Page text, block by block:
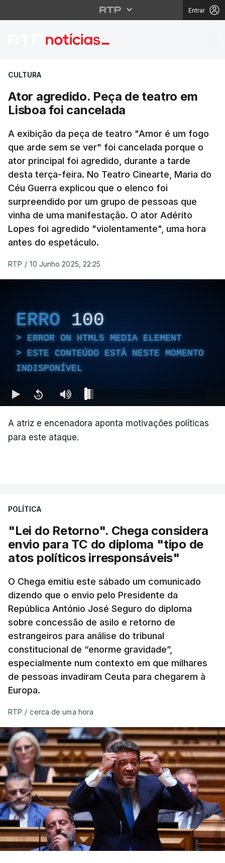
Entrar
Ator agredido. Peça
CULTURA
Ator agredido. Peça de teatro em
Lisboa foi cancelada
A exibição da peça de teatro "Amor é um fogo
que arde sem se ver" foi cancelada porque o
ator principal foi agredido, durante a tarde
desta terça-feira. No Teatro Cinearte, Maria do
Céu Guerra explicou que o elenco foi
surpreendido por um grupo de pessoas que
vinha de uma manifestação. O ator Adérito
Lopes foi agredido "violentamente", uma hora
antes do espetáculo.
RTP / 10 Junho 2025, 22:25
ERRO 100
ERROR ON HTML5 MEDIA ELEMENT
ESTE CONTEÚDO ESTÁ NESTE MOMENTO
INDISPONÍVEL
A atriz e encenadora aponta motivações políticas
para este ataque.
POLÍTICA
"Lei do Retorno". Chega considera
envio para TC do diploma "tipo de
atos políticos irresponsáveis"
O Chega emitiu este sábado um comunicado
dizendo que o envio pelo Presidente da
República António José Seguro do diploma
sobre concessão de asilo e retorno de
estrangeiros para análise do tribunal
constitucional de “enorme gravidade”,
especialmente num contexto em que milhares
de pessoas invadiram Ceuta para chegarem à
Europa.
RTP / cerca de uma hora